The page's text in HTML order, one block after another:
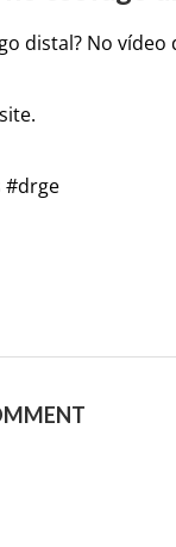
distal? No
#drge